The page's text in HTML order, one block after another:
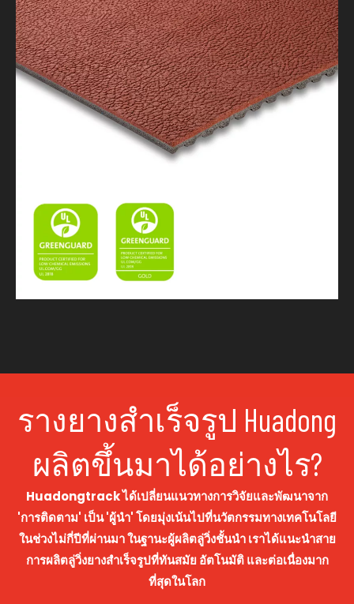
รางยางสำเร็จรูป Huadong
ผลิตขึ้นมาได้อย่างไร?
Huadongtrack ได้เปลี่ยนแนวทางการวิจัยและพัฒนาจาก
'การติดตาม' เป็น 'ผู้นำ' โดยมุ่งเน้นไปที่นวัตกรรมทางเทคโนโลยี
ในช่วงไม่กี่ปีที่ผ่านมา ในฐานะผู้ผลิตลู่วิ่งชั้นนำ เราได้แนะนำสาย
การผลิตลู่วิ่งยางสำเร็จรูปที่ทันสมัย ​​อัตโนมัติ และต่อเนื่องมาก
ที่สุดในโลก